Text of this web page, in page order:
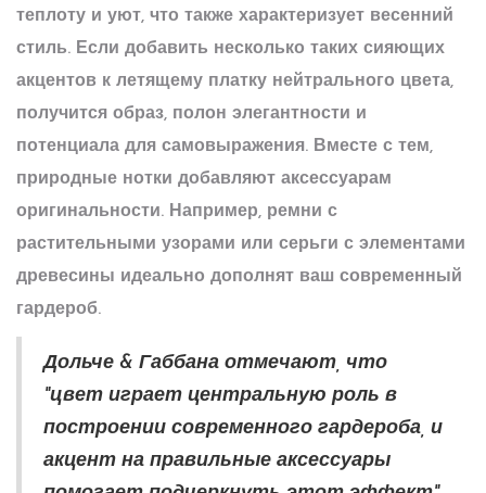
теплоту и уют, что также характеризует весенний
стиль. Если добавить несколько таких сияющих
акцентов к летящему платку нейтрального цвета,
получится образ, полон элегантности и
потенциала для самовыражения. Вместе с тем,
природные нотки добавляют аксессуарам
оригинальности. Например, ремни с
растительными узорами или серьги с элементами
древесины идеально дополнят ваш современный
гардероб.
Дольче & Габбана отмечают, что
"цвет играет центральную роль в
построении современного гардероба, и
акцент на правильные аксессуары